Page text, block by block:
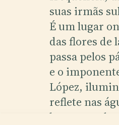
suas irmãs
É um lugar
das flores de
passa pelos
e o
López,
reflete nas
barrentas do